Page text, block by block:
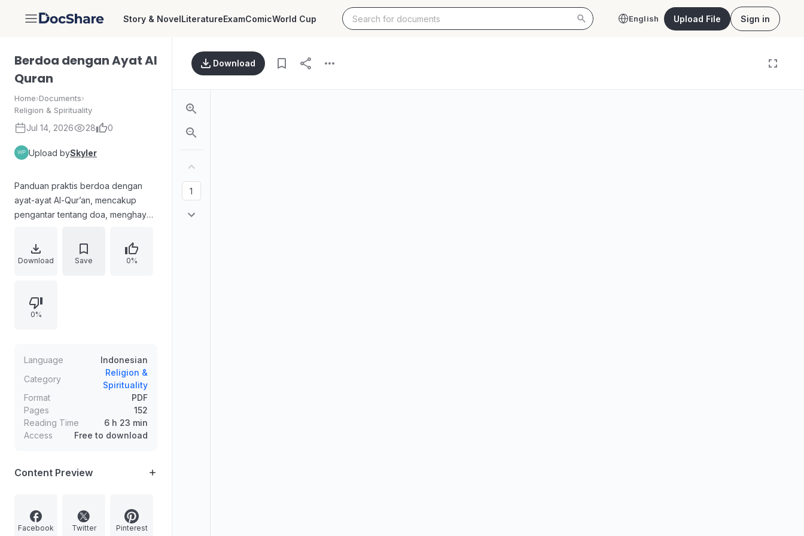
DocShare Story & NovelLiteratureExamComicWorld Cup English Upload File Sign in
Berdoa dengan Ayat Al
Quran
Home›Documents›
Religion & Spirituality
Jul 14, 2026 28 0
Upload bySkyler
Panduan praktis berdoa dengan
ayat-ayat Al-Qur’an, mencakup
pengantar tentang doa, menghayati
dalam Al-Qur’an. Isi memuat
kumpulan doa untuk berbagai
perlindungan, kesabaran, rahmat,
urusan yang dimudahkan,
tawakal, dan pujian kepada Tuhan.
Download Save 0%
0%
Language
Indonesian
Category
Religion &
Spirituality
Format
PDF
Pages
152
Reading Time
6 h 23 min
Access
Free to download
Content Preview
Facebook Twitter Pinterest
Download